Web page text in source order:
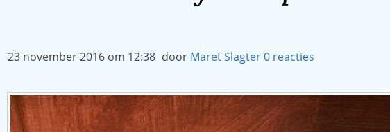
23 november 2016 om 12:38 door Maret Slagter0 reacties